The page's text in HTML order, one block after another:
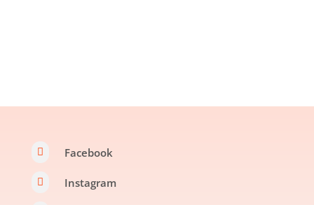
 Facebook
 Instagram